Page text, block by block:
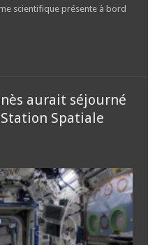
scientifique présente à bord
aurait séjourné
Spatiale